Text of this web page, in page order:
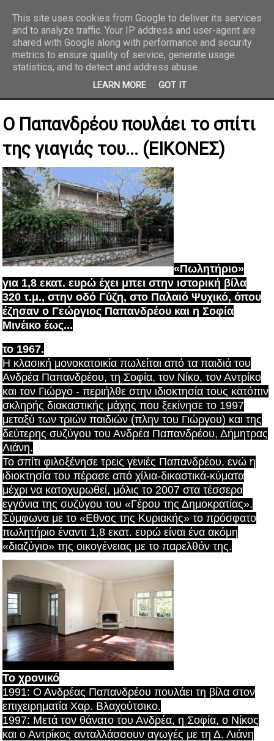
REPORTAZ NET
Ο Παπανδρέου πουλάει το σπίτι
της γιαγιάς του... (ΕΙΚΟΝΕΣ)
«Πωλητήριο»
για 1,8 εκατ. ευρώ έχει μπει στην ιστορική βίλα
320 τ.μ., στην οδό Γύζη, στο Παλαιό Ψυχικό, όπου
έζησαν ο Γεώργιος Παπανδρέου και η Σοφία
Μινέικο έως...
το 1967.
Η κλασική μονοκατοικία πωλείται από τα παιδιά του
Ανδρέα Παπανδρέου, τη Σοφία, τον Νίκο, τον Αντρίκο
και τον Γιώργο - περιήλθε στην ιδιοκτησία τους κατόπιν
σκληρής διακαστικής μάχης που ξεκίνησε το 1997
μεταξύ των τριών παιδιών (πλην του Γιώργου) και της
δεύτερης συζύγου του Ανδρέα Παπανδρέου, Δήμητρας
Λιάνη.
Το σπίτι φιλοξένησε τρεις γενιές Παπανδρέου, ενώ η
ιδιοκτησία του πέρασε από χίλια-δικαστικά-κύματα
μέχρι να κατοχυρωθεί, μόλις το 2007 στα τέσσερα
εγγόνια της συζύγου του «Γέρου της Δημοκρατίας».
Σύμφωνα με το «Εθνος της Κυριακής» το πρόσφατο
πωλητήριο έναντι 1,8 εκατ. ευρώ είναι ένα ακόμη
«διαζύγιο» της οικογένειας με το παρελθόν της.
Το χρονικό
1991: Ο Ανδρέας Παπανδρέου πουλάει τη βίλα στον
επιχειρηματία Χαρ. Βλαχούτσικο.
1997: Μετά τον θάνατο του Ανδρέα, η Σοφία, ο Νίκος
και ο Αντρίκος ανταλλάσσουν αγωγές με τη Δ. Λιάνη
This site uses cookies from Google to deliver its services
and to analyze traffic. Your IP address and user-agent are
shared with Google along with performance and security
metrics to ensure quality of service, generate usage
statistics, and to detect and address abuse.
LEARN MORE GOT IT